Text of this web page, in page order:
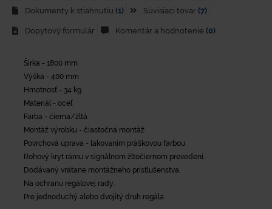
Dokumenty k stiahnutiu (1) Súvisiaci tovar (7)
Dopytový formulár Komentár a hodnotenie (0)
Šírka - 1800 mm
Výška - 400 mm
Hmotnosť - 34 kg
Materiál - oceľ
Farba - čierna/žltá
Montáž výrobku - čiastočná montáž
Povrchová úprava - lakovaním práškovou farbou
Rohový kryt rámu v signálnom žltočiernom prevedení.
Dodávaný vrátane montážneho prístlušenstva.
Na ochranu regálovej rady.
Pre jednoduchý alebo dvojitý druh regála.